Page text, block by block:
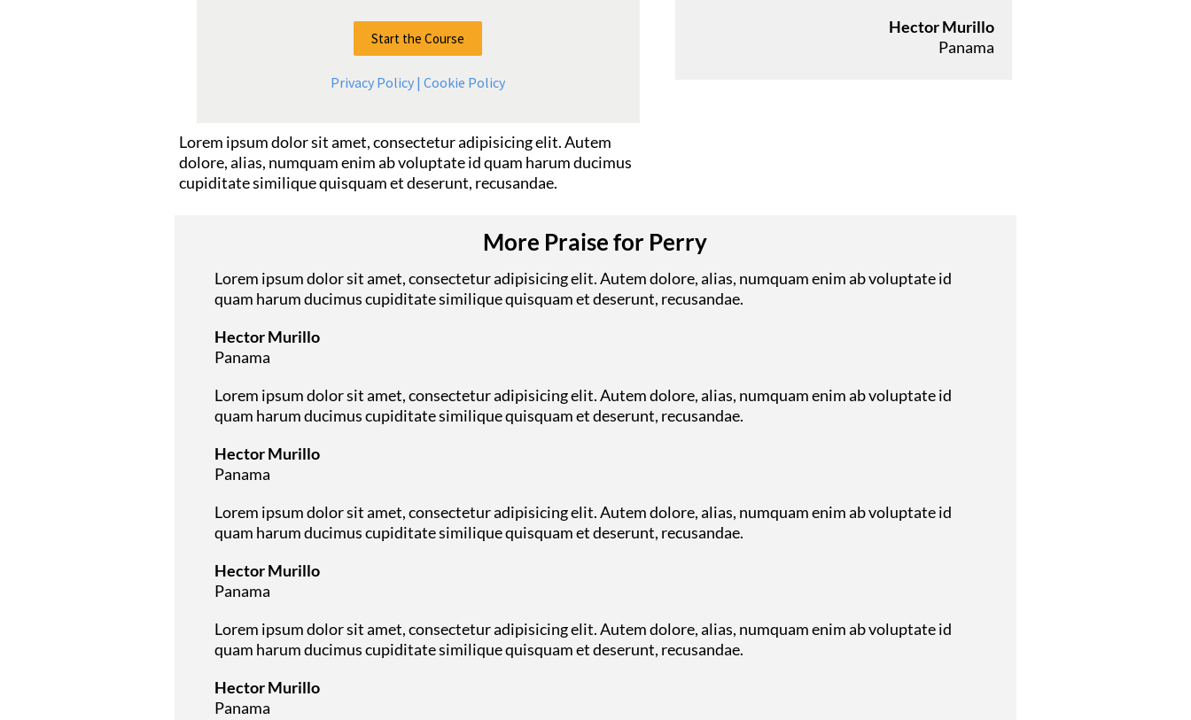
Start the Course
Privacy Policy | Cookie Policy
Lorem ipsum dolor sit amet, consectetur adipisicing elit. Autem
dolore, alias, numquam enim ab voluptate id quam harum ducimus
cupiditate similique quisquam et deserunt, recusandae.
Hector Murillo
Panama
More Praise for Perry
Lorem ipsum dolor sit amet, consectetur adipisicing elit. Autem dolore, alias, numquam enim ab voluptate id
quam harum ducimus cupiditate similique quisquam et deserunt, recusandae.
Hector Murillo
Panama
Lorem ipsum dolor sit amet, consectetur adipisicing elit. Autem dolore, alias, numquam enim ab voluptate id
quam harum ducimus cupiditate similique quisquam et deserunt, recusandae.
Hector Murillo
Panama
Lorem ipsum dolor sit amet, consectetur adipisicing elit. Autem dolore, alias, numquam enim ab voluptate id
quam harum ducimus cupiditate similique quisquam et deserunt, recusandae.
Hector Murillo
Panama
Lorem ipsum dolor sit amet, consectetur adipisicing elit. Autem dolore, alias, numquam enim ab voluptate id
quam harum ducimus cupiditate similique quisquam et deserunt, recusandae.
Hector Murillo
Panama